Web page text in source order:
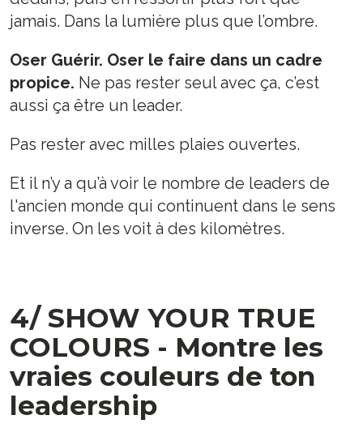
jamais. Dans la lumière plus que l’ombre.
Oser Guérir. Oser le faire dans un cadre
propice. Ne pas rester seul avec ça, c’est
aussi ça être un leader.
Pas rester avec milles plaies ouvertes.
Et il n’y a qu’à voir le nombre de leaders de
l'ancien monde qui continuent dans le sens
inverse. On les voit à des kilomètres.
4/ SHOW YOUR TRUE
COLOURS - Montre les
vraies couleurs de ton
leadership